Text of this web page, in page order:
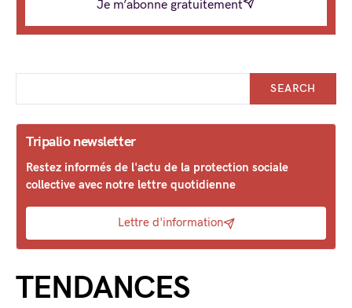
Je m’abonne gratuitement
SEARCH
Tripalio newsletter
Restez informés de l'actu de la protection sociale
collective avec notre lettre quotidienne
Lettre d'information
TENDANCES